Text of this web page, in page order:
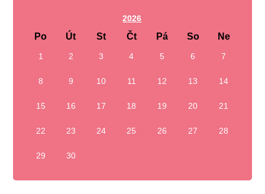
2026
Po Út St Čt Pá So Ne
1 2 3 4 5 6 7
8 9 10 11 12 13 14
15 16 17 18 19 20 21
22 23 24 25 26 27 28
29 30